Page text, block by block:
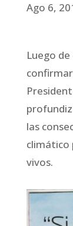
Ago 6,
Luego
las
climático
vivos.